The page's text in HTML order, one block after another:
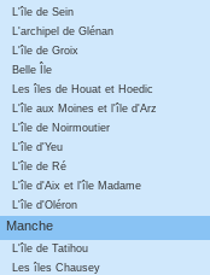
L'île de Sein
L'archipel de Glénan
L'île de Groix
Belle Île
Les îles de Houat et Hoedic
L'île aux Moines et l'île d'Arz
L'île de Noirmoutier
L'île d'Yeu
L'île de Ré
L'île d'Aix et l'île Madame
L'île d'Oléron
Manche
L'île de Tatihou
Les îles Chausey